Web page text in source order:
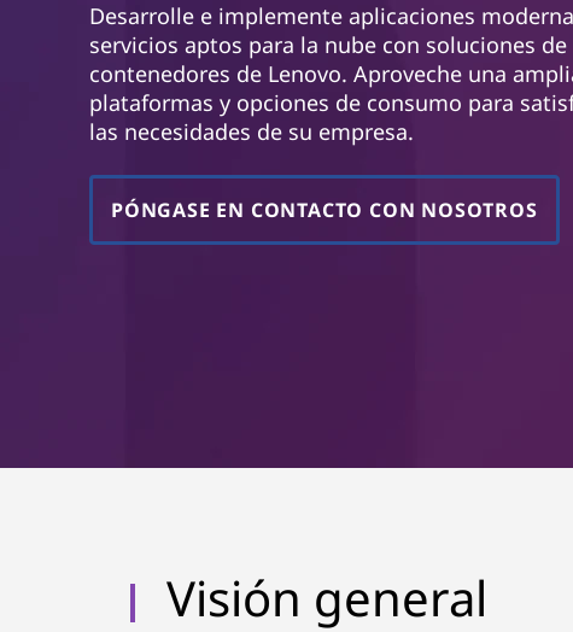
Desarrolle e implemente aplicaciones
servicios aptos para la nube con soluciones
contenedores de Lenovo. Aproveche una
plataformas y opciones de consumo para
las necesidades de su empresa.
PÓNGASE EN CONTACTO CON NOSOTROS
Visión general